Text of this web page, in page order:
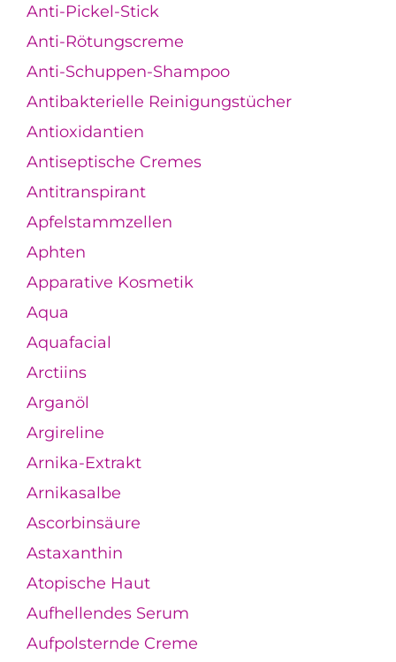
Anti-Pickel-Stick
Anti-Rötungscreme
Anti-Schuppen-Shampoo
Antibakterielle Reinigungstücher
Antioxidantien
Antiseptische Cremes
Antitranspirant
Apfelstammzellen
Aphten
Apparative Kosmetik
Aqua
Aquafacial
Arctiins
Arganöl
Argireline
Arnika-Extrakt
Arnikasalbe
Ascorbinsäure
Astaxanthin
Atopische Haut
Aufhellendes Serum
Aufpolsternde Creme